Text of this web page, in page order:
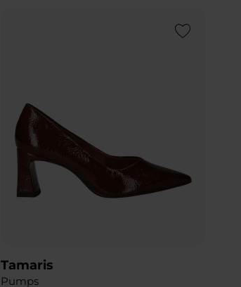
Add to Wishlist
Tamaris
Pumps